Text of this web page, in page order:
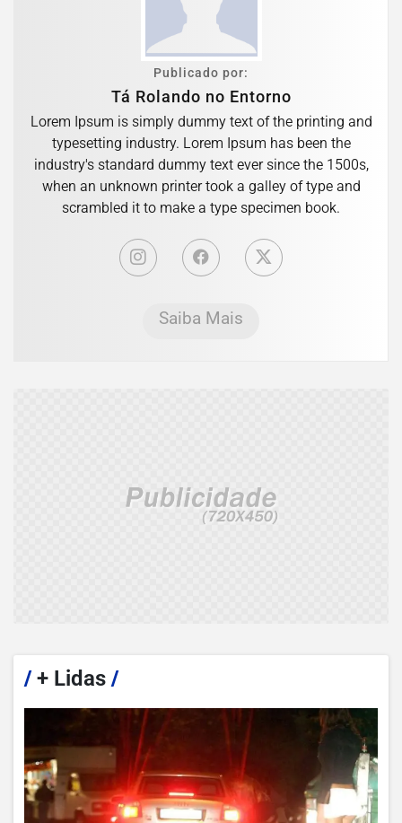
Publicado por:
Tá Rolando no Entorno
Lorem Ipsum is simply dummy text of the printing and
typesetting industry. Lorem Ipsum has been the
industry's standard dummy text ever since the 1500s,
when an unknown printer took a galley of type and
scrambled it to make a type specimen book.
Saiba Mais
/+ Lidas /